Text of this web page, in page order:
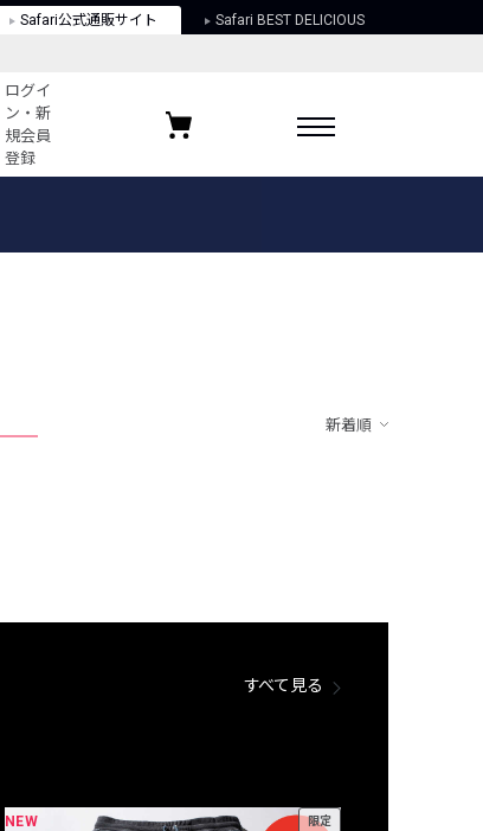
Safari公式通販サイト Safari BEST DELICIOUS
ログイ
ン・新
規会員
登録
お気に入りブランド
新着順
すべて見る
NEW 限定